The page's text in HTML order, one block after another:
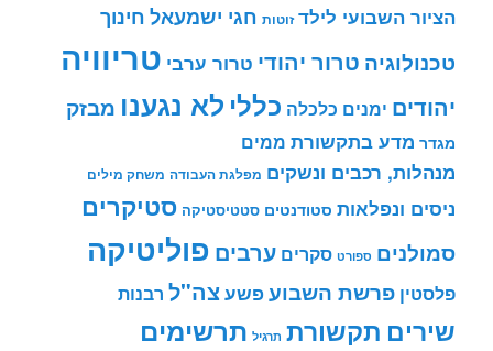
הציור השבועי לילד זוטות חגי ישמעאל חינוך
טכנולוגיה טרור יהודי טרור ערבי טריוויה
יהודים ימנים כלכלה כללי לא נגענו מבזק
מגדר מדע בתקשורת ממים
מנהלות, רכבים ונשקים מפלגת העבודה משחק מילים
ניסים ונפלאות סטודנטים סטטיסטיקה סטיקרים
סמולנים ספורט סקרים ערבים פוליטיקה
פלסטין פרשת השבועפשעצה"ל רבנות
שירים תקשורת תרגיל תרשימים